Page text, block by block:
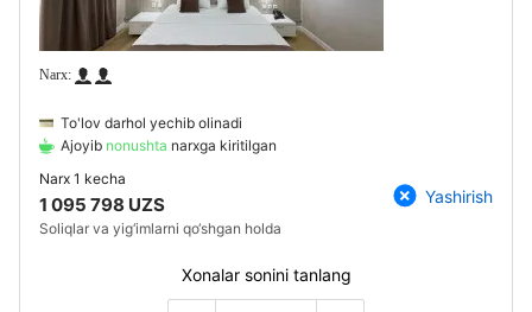
To'lov darhol yechib olinadi
Ajoyib nonushta narxga kiritilgan
Narx 1 kecha
1 095 798 UZS
Soliqlar va yig‘imlarni qo‘shgan holda
Yashirish
Xonalar sonini tanlang